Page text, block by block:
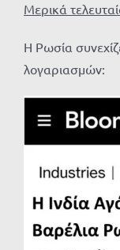
Μερικά
Η Ρωσία
λογαριασμών: